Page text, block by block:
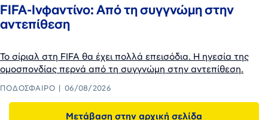
FIFA-Ινφαντίνο: Από τη συγγνώμη στην
αντεπίθεση
Το σίριαλ στη FIFA θα έχει πολλά επεισόδια. Η ηγεσία της
ομοσπονδίας περνά από τη συγγνώμη στην αντεπίθεση.
ΠΟΔΌΣΦΑΙΡΟ 06/08/2026
Μετάβαση στην αρχική σελίδα